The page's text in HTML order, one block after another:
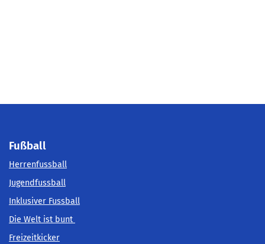
Fußball
Herrenfussball
Jugendfussball
Inklusiver Fussball
Die Welt ist bunt
Freizeitkicker